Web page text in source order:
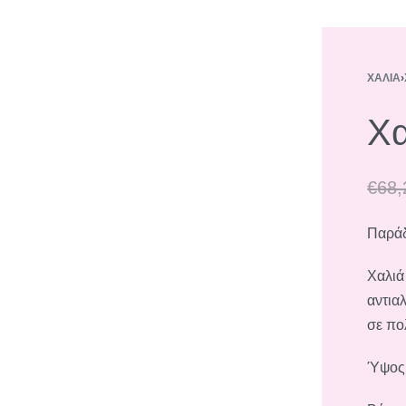
ΧΑΛΙΆ›
€
σε
Ύψος